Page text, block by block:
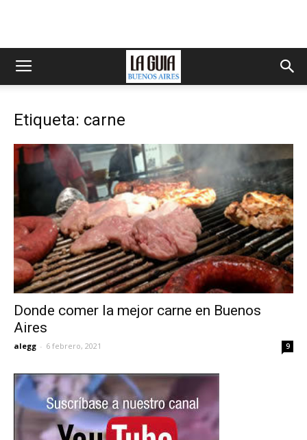
Etiqueta: carne
Donde comer la mejor carne en Buenos
Aires
alegg - 6 febrero, 2021 9